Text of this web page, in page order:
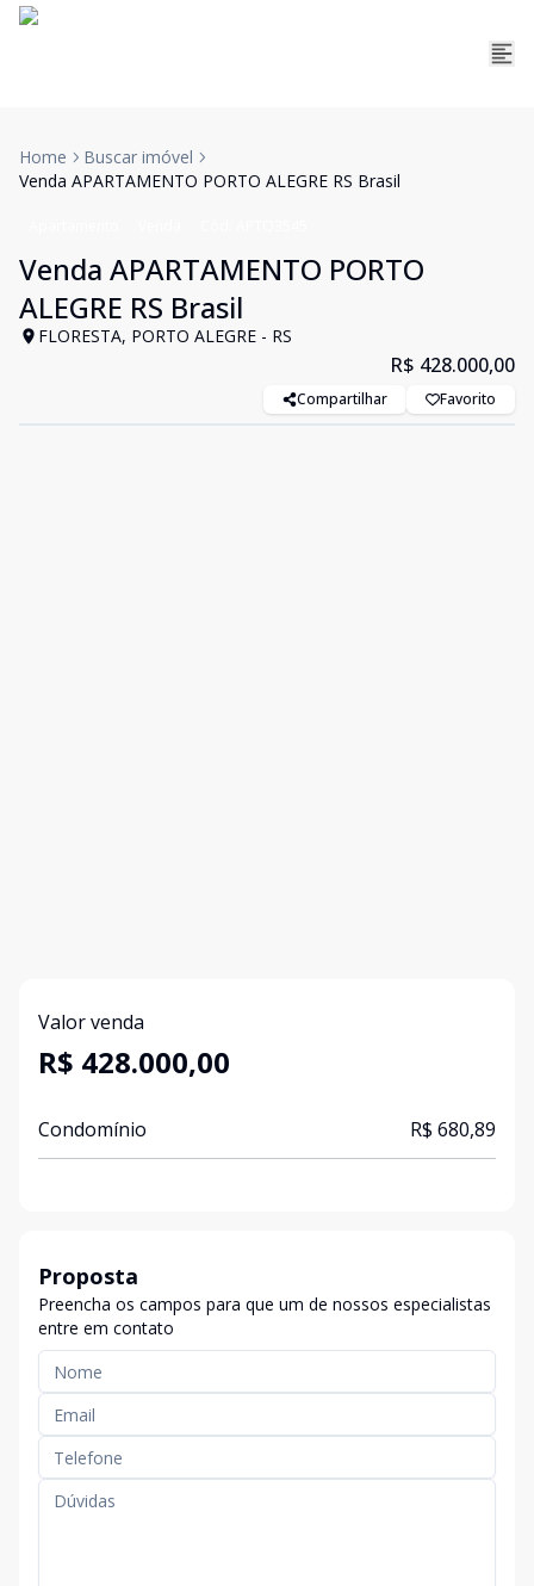
Home
Buscar imóvel
Venda APARTAMENTO PORTO ALEGRE RS Brasil
Venda APARTAMENTO PORTO
ALEGRE RS Brasil
FLORESTA, PORTO ALEGRE - RS
R$ 428.000,00
Compartilhar Favorito
Valor venda
R$ 428.000,00
Condomínio R$ 680,89
Proposta
Preencha os campos para que um de nossos especialistas
entre em contato